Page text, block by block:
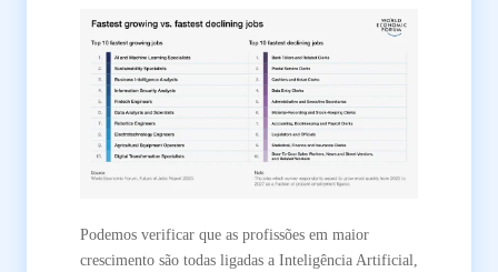
Podemos verificar que as profissões em maior
crescimento são todas ligadas a Inteligência Artificial,